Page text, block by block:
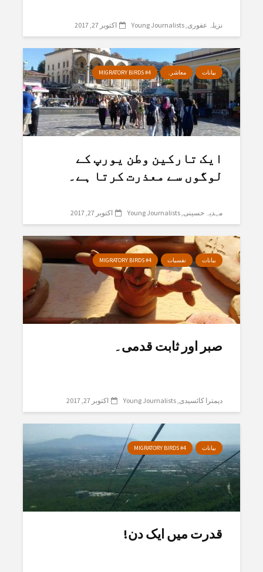
نزیلہ عفوری Young Journalists اکتوبر 27, 2017
بیانات معاشرہ MIGRATORY BIRDS #4
ایک تارکین وطن یورپ کے
لوگوں سے معذرت کرتا ہے۔
مہدیہ حسینی Young Journalists اکتوبر 27, 2017
بیانات نفسیات MIGRATORY BIRDS #4
صبر اور ثابت قدمی۔
دیمترا کائسیدی Young Journalists اکتوبر 27, 2017
بیانات MIGRATORY BIRDS #4
قدرت میں ایک دن!